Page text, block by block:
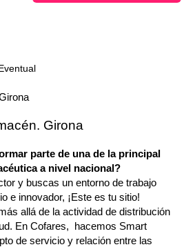
Girona
parte de una de la principal
a nivel nacional?
y buscas un entorno de trabajo
e innovador, ¡Este es tu sitio!
allá de la actividad de distribución
En Cofares, hacemos Smart
de servicio y relación entre las